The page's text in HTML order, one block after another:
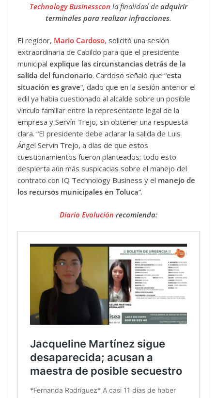
Technology Businesscon la finalidad de adquirir
terminales para realizar infracciones.
El regidor, Mario Cardoso, solicitó una sesión
extraordinaria de Cabildo para que el presidente
municipal explique las circunstancias detrás de la
salida del funcionario. Cardoso señaló que “esta
situación es grave“, dado que en la sesión anterior el
edil ya había cuestionado al alcalde sobre un posible
vínculo familiar entre la representante legal de la
empresa y Servín Trejo, sin obtener una respuesta
clara. “El presidente debe aclarar la salida de Luis
Ángel Servín Trejo, a días de que estos
cuestionamientos fueron planteados; todo esto
despierta aún más suspicacias sobre el manejo del
contrato con IQ Technology Business y el manejo de
los recursos municipales en Toluca”.
Diario Evolución recomienda: